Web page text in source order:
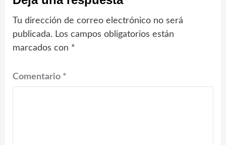
Tu dirección de correo electrónico no será
publicada. Los campos obligatorios están
marcados con *
Comentario *